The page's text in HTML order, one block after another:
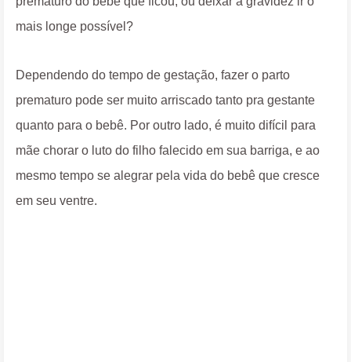
mais longe possível?
Dependendo do tempo de gestação, fazer o parto
prematuro pode ser muito arriscado tanto pra gestante
quanto para o bebê. Por outro lado, é muito difícil para
mãe chorar o luto do filho falecido em sua barriga, e ao
mesmo tempo se alegrar pela vida do bebê que cresce
em seu ventre.